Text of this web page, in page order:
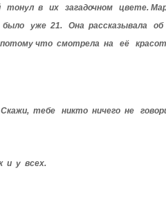
тонул в их загадочном цвете.
было уже 21. Она
что смотрела на её
тебе никто ничего не
и у всех.